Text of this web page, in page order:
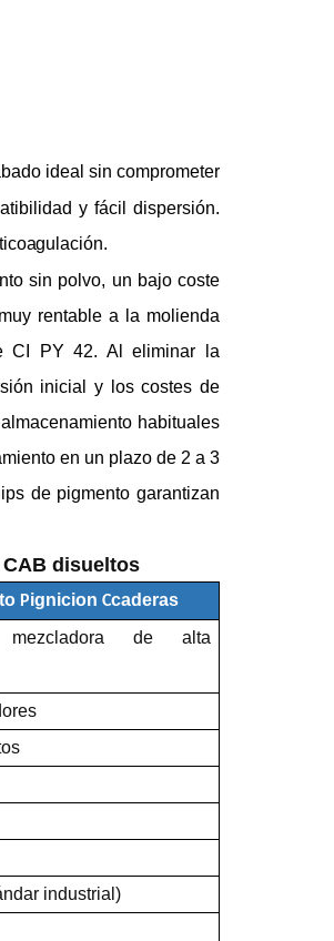
ideal sin comprometer
y fácil dispersión.
sin polvo, un bajo coste
rentable a la molienda
CI PY 42. Al eliminar la
inicial y los costes de
habituales
en un plazo de 2 a 3
de pigmento garantizan
disueltos
Pignicion Ccaderas
mezcladora de alta
industrial)